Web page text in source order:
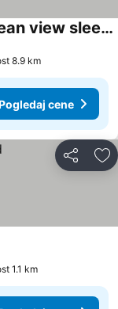
Beautiful 3 Bdrm, 2bth with ocean view sleeps 6
8.9 km
cene
Deli
1.1 km